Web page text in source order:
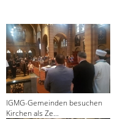
IGMG-Gemeinden besuchen
Kirchen als Ze...